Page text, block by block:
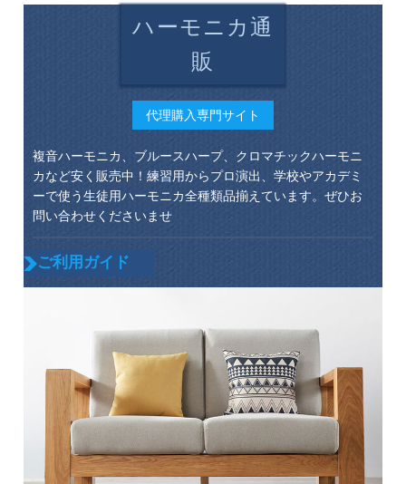
ハーモニカ通
販
代理購入専門サイト
複音ハーモニカ、ブルースハープ、クロマチックハーモニ
カなど安く販売中！練習用からプロ演出、学校やアカデミ
ーで使う生徒用ハーモニカ全種類品揃えています。ぜひお
問い合わせくださいませ
ご利用ガイド